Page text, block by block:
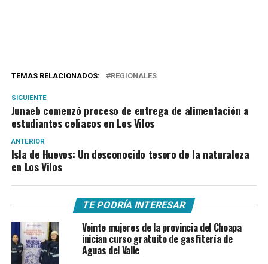
TEMAS RELACIONADOS: REGIONALES
SIGUIENTE
Junaeb comenzó proceso de entrega de alimentación a
estudiantes celiacos en Los Vilos
ANTERIOR
Isla de Huevos: Un desconocido tesoro de la naturaleza
en Los Vilos
TE PODRÍA INTERESAR
Veinte mujeres de la provincia del Choapa
inician curso gratuito de gasfitería de
Aguas del Valle